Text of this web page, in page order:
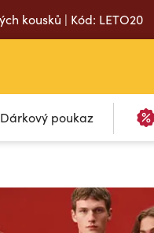
kousků | Kód: LETO20
Dárkový poukaz